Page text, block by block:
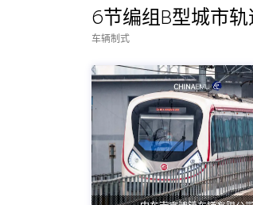
6节编组B型城市
车辆制式